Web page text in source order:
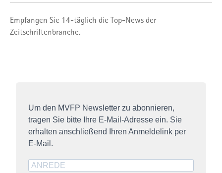
Empfangen Sie 14-täglich die Top-News der
Zeitschriftenbranche.
Um den MVFP Newsletter zu abonnieren,
tragen Sie bitte Ihre E-Mail-Adresse ein. Sie
erhalten anschließend Ihren Anmeldelink per
E-Mail.